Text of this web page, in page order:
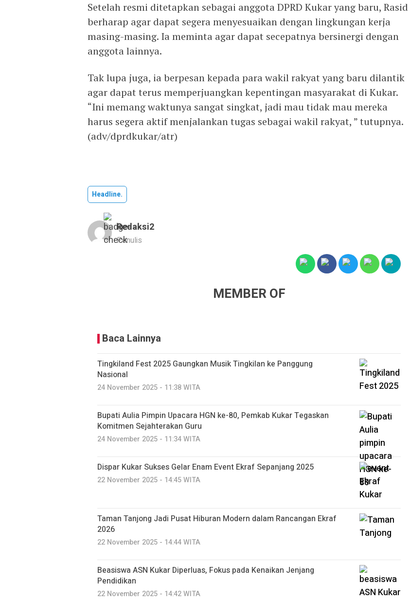
Setelah resmi ditetapkan sebagai anggota DPRD Kukar yang baru, Rasid
berharap agar dapat segera menyesuaikan dengan lingkungan kerja
masing-masing. Ia meminta agar dapat secepatnya bersinergi dengan
anggota lainnya.
Tak lupa juga, ia berpesan kepada para wakil rakyat yang baru dilantik
agar dapat terus memperjuangkan kepentingan masyarakat di Kukar.
“Ini memang waktunya sangat singkat, jadi mau tidak mau mereka
harus segera aktif menjalankan tugas sebagai wakil rakyat, ” tutupnya.
(adv/dprdkukar/atr)
Headline.
Redaksi2
Penulis
MEMBER OF
Baca Lainnya
Tingkiland Fest 2025 Gaungkan Musik Tingkilan ke Panggung
Nasional
24 November 2025 - 11:38 WITA
Bupati Aulia Pimpin Upacara HGN ke-80, Pemkab Kukar Tegaskan
Komitmen Sejahterakan Guru
24 November 2025 - 11:34 WITA
Dispar Kukar Sukses Gelar Enam Event Ekraf Sepanjang 2025
22 November 2025 - 14:45 WITA
Taman Tanjong Jadi Pusat Hiburan Modern dalam Rancangan Ekraf
2026
22 November 2025 - 14:44 WITA
Beasiswa ASN Kukar Diperluas, Fokus pada Kenaikan Jenjang
Pendidikan
22 November 2025 - 14:42 WITA